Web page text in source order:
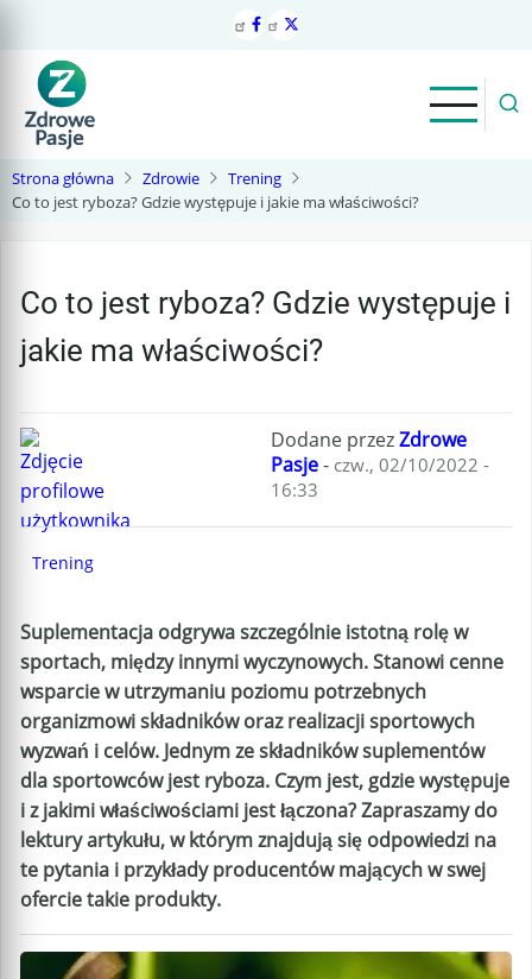
treści
Strona główna Zdrowie
Trening
Co to jest ryboza? Gdzie występuje i jakie ma właściwości?
Co to jest ryboza? Gdzie występuje i
jakie ma właściwości?
Dodane przezZdrowe
Pasje- czw., 02/10/2022 -
16:33
Trening
Suplementacja odgrywa szczególnie istotną rolę w
sportach, między innymi wyczynowych. Stanowi cenne
wsparcie w utrzymaniu poziomu potrzebnych
organizmowi składników oraz realizacji sportowych
wyzwań i celów. Jednym ze składników suplementów
dla sportowców jest ryboza. Czym jest, gdzie występuje
i z jakimi właściwościami jest łączona? Zapraszamy do
lektury artykułu, w którym znajdują się odpowiedzi na
te pytania i przykłady producentów mających w swej
ofercie takie produkty.